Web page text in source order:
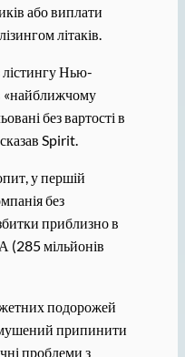
або виплати
літаків.
лістингу Нью-
«найближчому
без вартості в
сказав Spirit.
у першій
без
приблизно в
(285 мільйонів
подорожей
припинити
проблеми з